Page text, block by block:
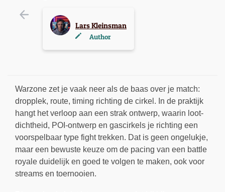
Lars Kleinsman
Author
Warzone zet je vaak neer als de baas over je match:
dropplek, route, timing richting de cirkel. In de praktijk
hangt het verloop aan een strak ontwerp, waarin loot-
dichtheid, POI-ontwerp en gascirkels je richting een
voorspelbaar type fight trekken. Dat is geen ongelukje,
maar een bewuste keuze om de pacing van een battle
royale duidelijk en goed te volgen te maken, ook voor
streams en toernooien.